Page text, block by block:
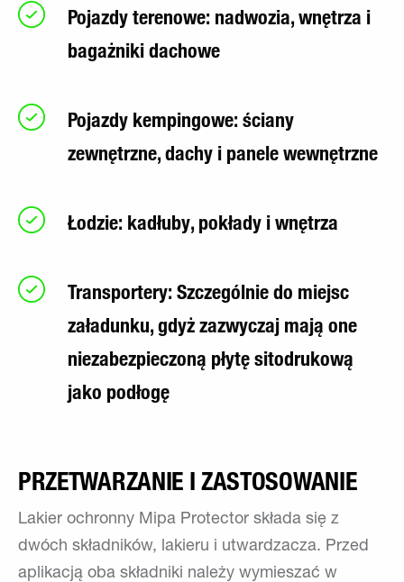
Pojazdy terenowe: nadwozia, wnętrza i
bagażniki dachowe
Pojazdy kempingowe: ściany
zewnętrzne, dachy i panele wewnętrzne
Łodzie: kadłuby, pokłady i wnętrza
Transportery: Szczególnie do miejsc
załadunku, gdyż zazwyczaj mają one
niezabezpieczoną płytę sitodrukową
jako podłogę
PRZETWARZANIE I ZASTOSOWANIE
Lakier ochronny Mipa Protector składa się z
dwóch składników, lakieru i utwardzacza. Przed
aplikacją oba składniki należy wymieszać w